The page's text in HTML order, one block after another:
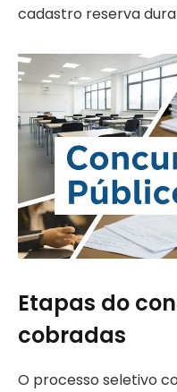
cadastro reserva
Etapas do
cobradas
O processo seletivo